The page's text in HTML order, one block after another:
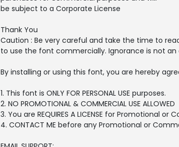
be subject to a Corporate License
Thank You
Caution : Be very careful and take the time to
to use the font commercially. Ignorance is not an
By installing or using this font, you are hereby
1. This font is ONLY FOR PERSONAL USE purposes.
2. NO PROMOTIONAL & COMMERCIAL USE ALLOWED
3. You are REQUIRES A LICENSE for Promotional or
4. CONTACT ME before any Promotional or